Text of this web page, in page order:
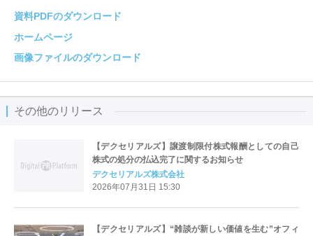
資料PDFのダウンロード
ホームページ
画像ファイルのダウンロード
その他のリリース
【デクセリアルズ】譲渡制限付株式報酬としての自己
株式の処分の払込完了に関するお知らせ
デクセリアルズ株式会社
2026年07月31日 15:30
【デクセリアルズ】“雑談が新しい価値を生む”オフィ